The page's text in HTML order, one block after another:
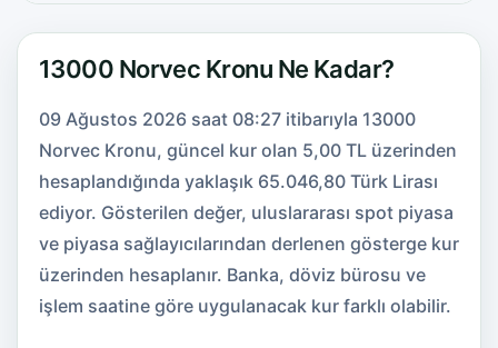
13000 Norvec Kronu Ne Kadar?
09 Ağustos 2026 saat 08:27 itibarıyla 13000
Norvec Kronu, güncel kur olan 5,00 TL üzerinden
hesaplandığında yaklaşık 65.046,80 Türk Lirası
ediyor. Gösterilen değer, uluslararası spot piyasa
ve piyasa sağlayıcılarından derlenen gösterge kur
üzerinden hesaplanır. Banka, döviz bürosu ve
işlem saatine göre uygulanacak kur farklı olabilir.